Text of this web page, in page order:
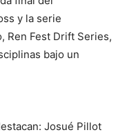
y la serie
Ren Fest Drift Series,
bajo un
Josué Pillot